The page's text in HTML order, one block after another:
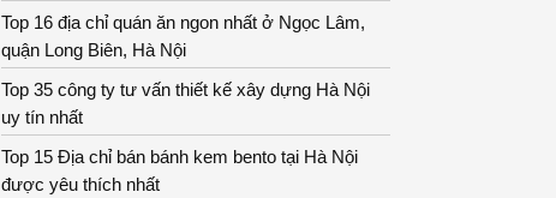
Top 16 địa chỉ quán ăn ngon nhất ở Ngọc Lâm,
quận Long Biên, Hà Nội
Top 35 công ty tư vấn thiết kế xây dựng Hà Nội
uy tín nhất
Top 15 Địa chỉ bán bánh kem bento tại Hà Nội
được yêu thích nhất